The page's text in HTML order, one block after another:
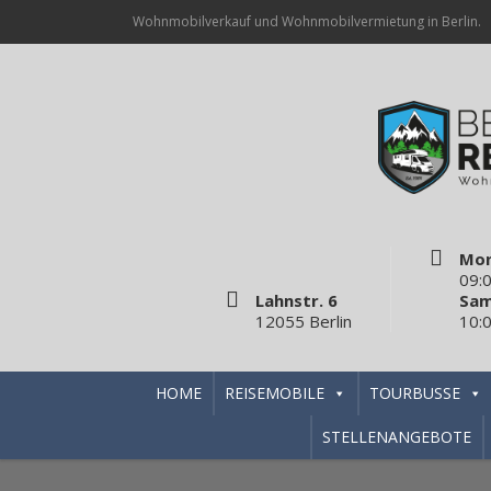
Wohnmobilverkauf und Wohnmobilvermietung in Berlin.
Lahnstr. 6
12055 Berlin
HOME REISEMOBILE TOURBUSSE
STELLENANGEBOTE